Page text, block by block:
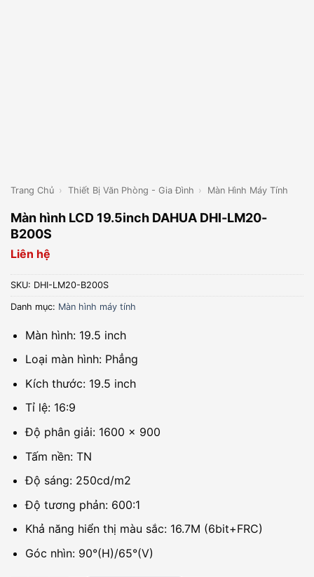
Trang Chủ › Thiết Bị Văn Phòng - Gia Đình › Màn Hình Máy Tính
Màn hình LCD 19.5inch DAHUA DHI-LM20-
B200S
Liên hệ
SKU: DHI-LM20-B200S
Danh mục: Màn hình máy tính
Màn hình: 19.5 inch
Loại màn hình: Phẳng
Kích thước: 19.5 inch
Tỉ lệ: 16:9
Độ phân giải: 1600 x 900
Tấm nền: TN
Độ sáng: 250cd/m2
Độ tương phản: 600:1
Khả năng hiển thị màu sắc: 16.7M ( 6bit+FRC)
Góc nhìn: 90°(H)/65°(V)